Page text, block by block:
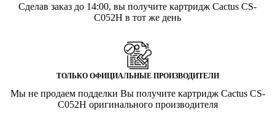
Сделав заказ до 14:00, вы получите картридж Cactus CS-
C052H в тот же день
ТОЛЬКО ОФИЦИАЛЬНЫЕ ПРОИЗВОДИТЕЛИ
Мы не продаем подделки Вы получите картридж Cactus CS-
C052H оригинального производителя